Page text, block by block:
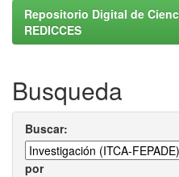
Repositorio Digital de
REDICCES
Busqueda
Buscar:
por